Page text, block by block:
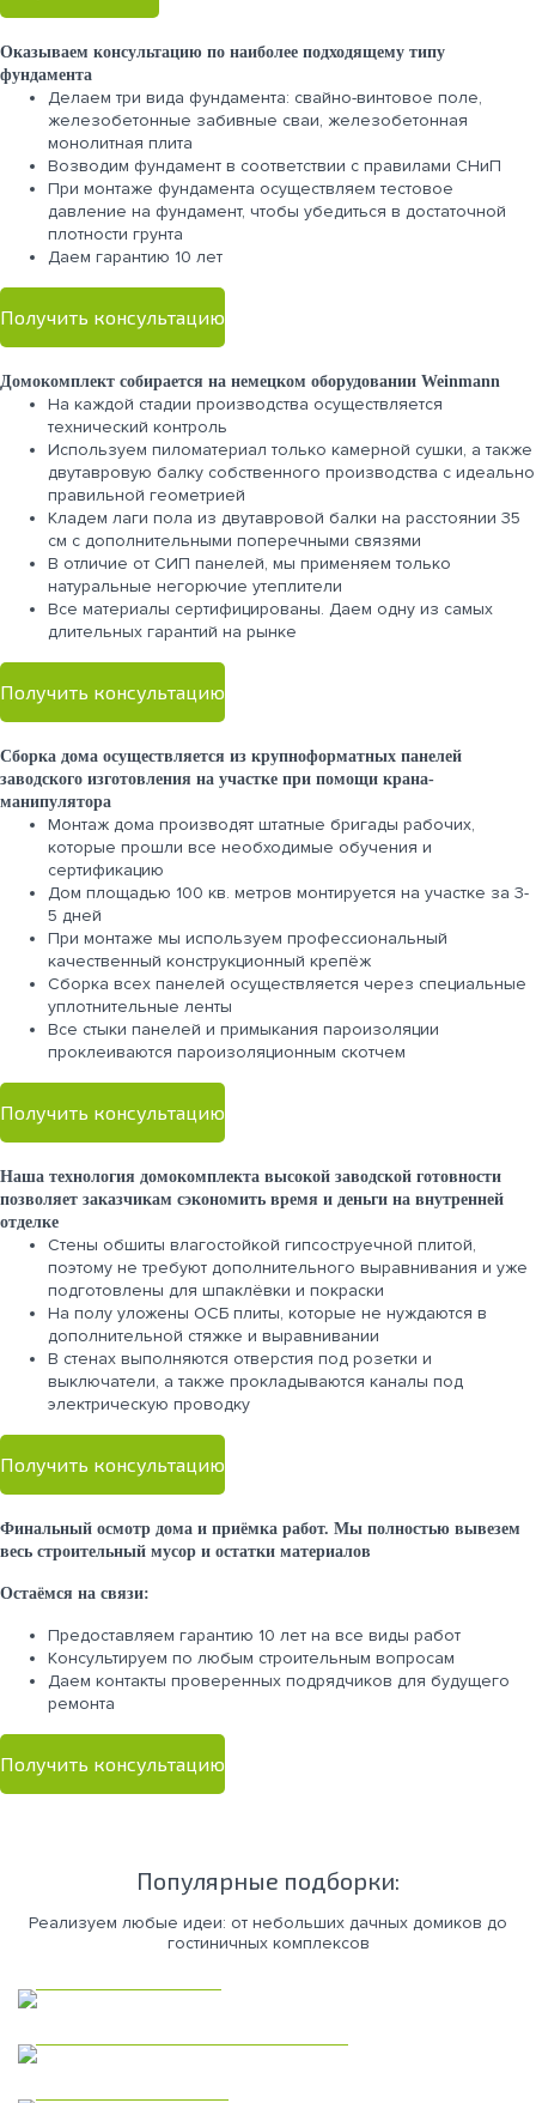
Оказываем консультацию по наиболее подходящему типу
фундамента
Делаем три вида фундамента: свайно-винтовое поле,
железобетонные забивные сваи, железобетонная
монолитная плита
Возводим фундамент в соответствии с правилами СНиП
При монтаже фундамента осуществляем тестовое
давление на фундамент, чтобы убедиться в достаточной
плотности грунта
Даем гарантию 10 лет
Получить консультацию
Домокомплект собирается на немецком оборудовании Weinmann
На каждой стадии производства осуществляется
технический контроль
Используем пиломатериал только камерной сушки, а также
двутавровую балку собственного производства с идеально
правильной геометрией
Кладем лаги пола из двутавровой балки на расстоянии 35
см с дополнительными поперечными связями
В отличие от СИП панелей, мы применяем только
натуральные негорючие утеплители
Все материалы сертифицированы. Даем одну из самых
длительных гарантий на рынке
Получить консультацию
Сборка дома осуществляется из крупноформатных панелей
заводского изготовления на участке при помощи крана-
манипулятора
Монтаж дома производят штатные бригады рабочих,
которые прошли все необходимые обучения и
сертификацию
Дом площадью 100 кв. метров монтируется на участке за 3-
5 дней
При монтаже мы используем профессиональный
качественный конструкционный крепёж
Сборка всех панелей осуществляется через специальные
уплотнительные ленты
Все стыки панелей и примыкания пароизоляции
проклеиваются пароизоляционным скотчем
Получить консультацию
Наша технология домокомплекта высокой заводской готовности
позволяет заказчикам сэкономить время и деньги на внутренней
отделке
Стены обшиты влагостойкой гипсоструечной плитой,
поэтому не требуют дополнительного выравнивания и уже
подготовлены для шпаклёвки и покраски
На полу уложены ОСБ плиты, которые не нуждаются в
дополнительной стяжке и выравнивании
В стенах выполняются отверстия под розетки и
выключатели, а также прокладываются каналы под
электрическую проводку
Получить консультацию
Финальный осмотр дома и приёмка работ. Мы полностью вывезем
весь строительный мусор и остатки материалов
Остаёмся на связи:
Предоставляем гарантию 10 лет на все виды работ
Консультируем по любым строительным вопросам
Даем контакты проверенных подрядчиков для будущего
ремонта
Получить консультацию
Популярные подборки:
Реализуем любые идеи: от небольших дачных домиков до
гостиничных комплексов